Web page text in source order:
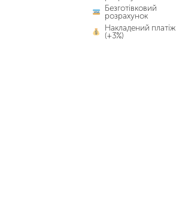
Безготівковий
розрахунок
Накладений платіж
(+3%)